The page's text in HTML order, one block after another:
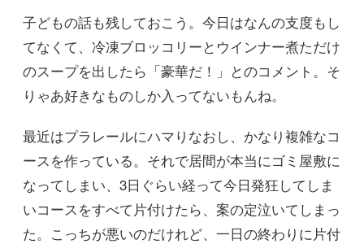
子どもの話も残しておこう。今日はなんの支度もし
てなくて、冷凍ブロッコリーとウインナー煮ただけ
のスープを出したら「豪華だ！」とのコメント。そ
りゃあ好きなものしか入ってないもんね。
最近はプラレールにハマりなおし、かなり複雑なコ
ースを作っている。それで居間が本当にゴミ屋敷に
なってしまい、3日ぐらい経って今日発狂してしま
いコースをすべて片付けたら、案の定泣いてしまっ
た。こっちが悪いのだけれど、一日の終わりに片付